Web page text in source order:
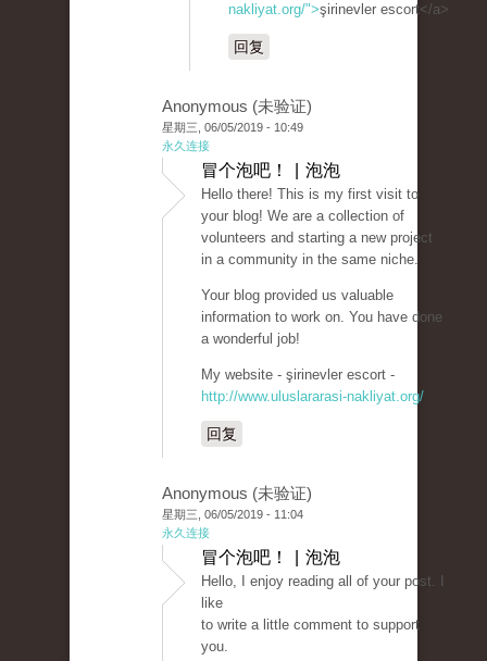
nakliyat.org/">şirinevler escort</a>
回复
Anonymous (未验证)
星期三, 06/05/2019 - 10:49
永久连接
冒个泡吧！ | 泡泡
Hello there! This is my first visit to
your blog! We are a collection of
volunteers and starting a new project
in a community in the same niche.
Your blog provided us valuable
information to work on. You have done
a wonderful job!
My website - şirinevler escort -
http://www.uluslararasi-nakliyat.org/
回复
Anonymous (未验证)
星期三, 06/05/2019 - 11:04
永久连接
冒个泡吧！ | 泡泡
Hello, I enjoy reading all of your post. I
like
to write a little comment to support
you.